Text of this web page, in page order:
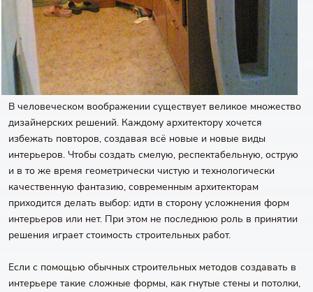
В человеческом воображении существует великое множество
дизайнерских решений. Каждому архитектору хочется
избежать повторов, создавая всё новые и новые виды
интерьеров. Чтобы создать смелую, респектабельную, острую
и в то же время геометрически чистую и технологически
качественную фантазию, современным архитекторам
приходится делать выбор: идти в сторону усложнения форм
интерьеров или нет. При этом не последнюю роль в принятии
решения играет стоимость строительных работ.
Если с помощью обычных строительных методов создавать в
интерьере такие сложные формы, как гнутые стены и потолки,